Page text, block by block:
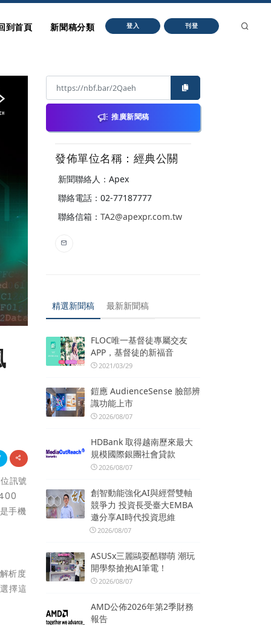
到首頁 新聞稿分類 登入 刊登
訊號
手機
析度
擇這
推廣新聞稿
發佈單位名稱：經典公關
新聞聯絡人：Apex
聯絡電話：02-77187777
聯絡信箱： TA2@apexpr.com.tw
精選新聞稿 最新新聞稿
FLOC唯一基督徒專屬交友
APP，基督徒的新福音
2021/03/29
鎧應 AudienceSense 臉部辨
識功能上市
2026/08/07
HDBank 取得越南歷來最大
規模國際銀團社會貸款
2026/08/07
創智動能強化AI與經營雙軸
競爭力 投資長受臺大EMBA
邀分享AI時代投資思維
2026/08/07
ASUSx三麗鷗耍酷聯萌 潮玩
開學祭搶抱AI筆電！
2026/08/07
AMD公佈2026年第2季財務
報告